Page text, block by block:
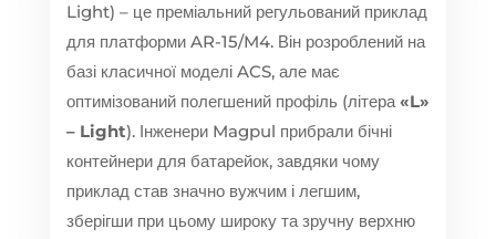
Light) – це преміальний регульований приклад
для платформи AR-15/M4. Він розроблений на
базі класичної моделі ACS, але має
оптимізований полегшений профіль (літера«L»
– Light). Інженери Magpul прибрали бічні
контейнери для батарейок, завдяки чому
приклад став значно вужчим і легшим,
зберігши при цьому широку та зручну верхню